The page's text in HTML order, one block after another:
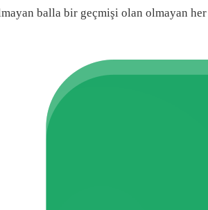
balla bir geçmişi olan olmayan